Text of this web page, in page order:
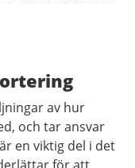
av hur
och tar ansvar
en viktig del i det